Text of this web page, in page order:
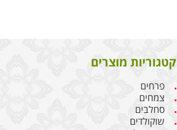
קטגוריות מוצרים
פרחים
צמחים
סחלבים
שוקולדים